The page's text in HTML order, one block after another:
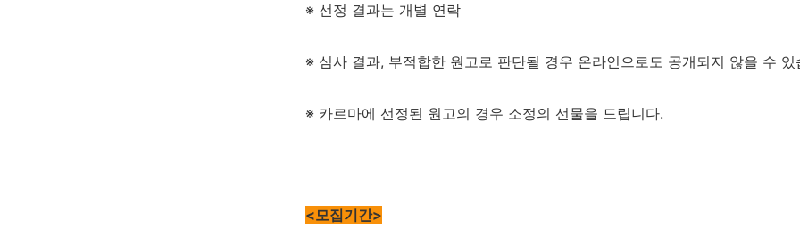
※ 선정 결과는 개별 연락
※ 심사 결과, 부적합한 원고로 판단될 경우 온라인으로도 공개되지 않을 수 있
※ 카르마에 선정된 원고의 경우 소정의 선물을 드립니다.
<모집기간>